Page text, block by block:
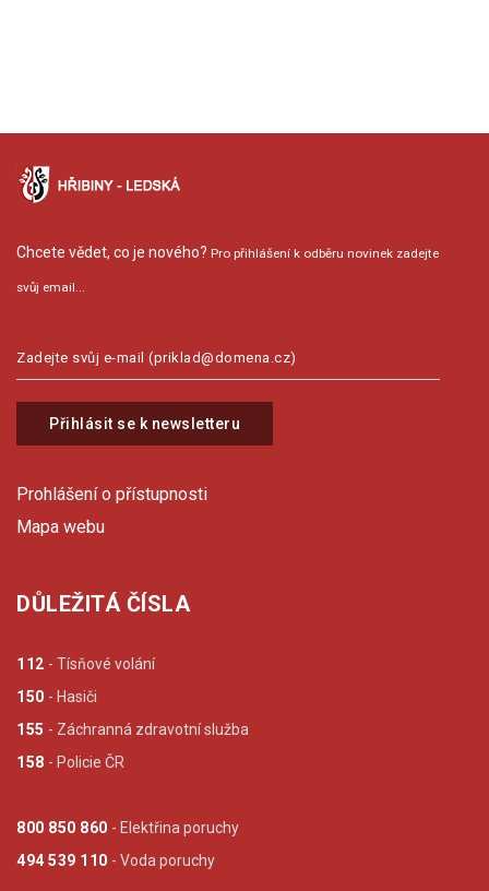
Chcete vědet, co je nového? Pro přihlášení k odběru novinek zadejte
svůj email...
Přihlásit se k newsletteru
Prohlášení o přístupnosti
Mapa webu
DŮLEŽITÁ ČÍSLA
112 - Tísňové volání
150 - Hasiči
155 - Záchranná zdravotní služba
158 - Policie ČR
800 850 860 - Elektřina poruchy
494 539 110 - Voda poruchy